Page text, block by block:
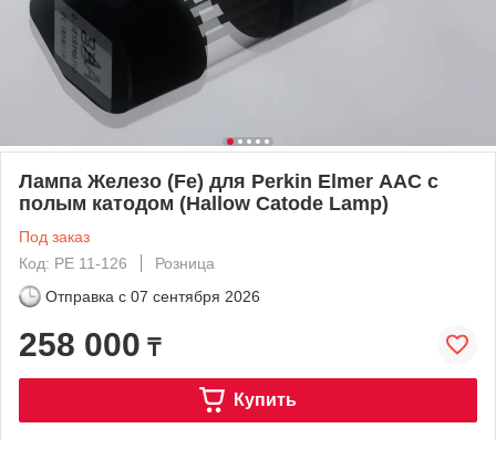
Лампа Железо (Fe) для Perkin Elmer ААС с
полым катодом (Hallow Catode Lamp)
Под заказ
Код: PE 11-126
Розница
Отправка с 07 сентября 2026
258 000 ₸
Купить